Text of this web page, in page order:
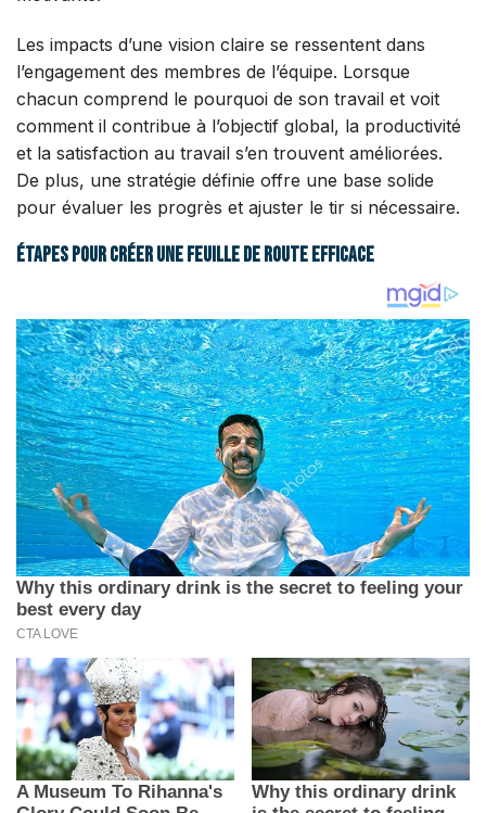
Les impacts d’une vision claire se ressentent dans
l’engagement des membres de l’équipe. Lorsque
chacun comprend le pourquoi de son travail et voit
comment il contribue à l’objectif global, la productivité
et la satisfaction au travail s’en trouvent améliorées.
De plus, une stratégie définie offre une base solide
pour évaluer les progrès et ajuster le tir si nécessaire.
Étapes pour créer une feuille de route efficace